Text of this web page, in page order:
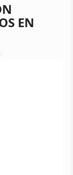
EN